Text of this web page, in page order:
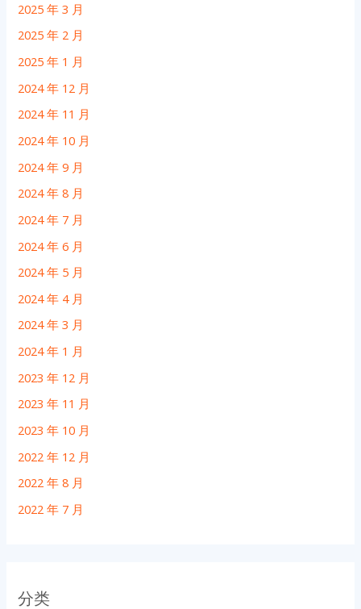
2025 年 3 月
2025 年 2 月
2025 年 1 月
2024 年 12 月
2024 年 11 月
2024 年 10 月
2024 年 9 月
2024 年 8 月
2024 年 7 月
2024 年 6 月
2024 年 5 月
2024 年 4 月
2024 年 3 月
2024 年 1 月
2023 年 12 月
2023 年 11 月
2023 年 10 月
2022 年 12 月
2022 年 8 月
2022 年 7 月
分类